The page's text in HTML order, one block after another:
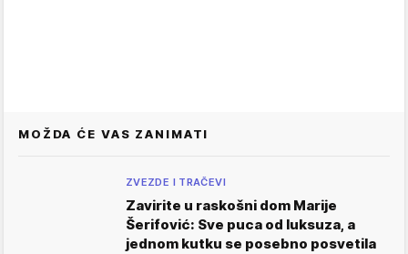
MOŽDA ĆE VAS ZANIMATI
ZVEZDE I TRAČEVI
Zavirite u raskošni dom Marije
Šerifović: Sve puca od luksuza, a
jednom kutku se posebno posvetila